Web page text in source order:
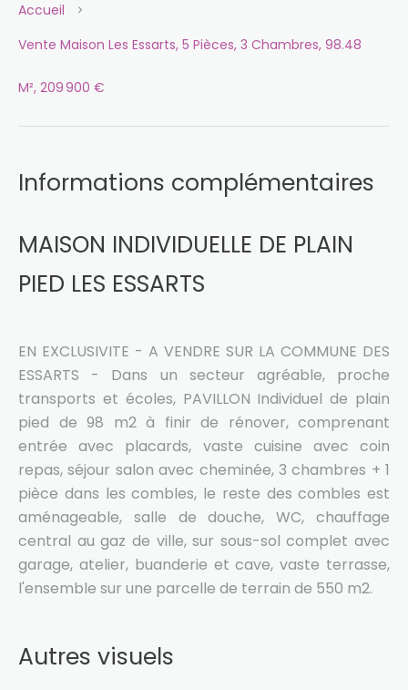
Accueil
Vente Maison Les Essarts, 5 Pièces, 3 Chambres, 98.48
M², 209 900 €
Informations complémentaires
MAISON INDIVIDUELLE DE PLAIN
PIED LES ESSARTS
EN EXCLUSIVITE - A VENDRE SUR LA COMMUNE DES
ESSARTS - Dans un secteur agréable, proche
transports et écoles, PAVILLON Individuel de plain
pied de 98 m2 à finir de rénover, comprenant
entrée avec placards, vaste cuisine avec coin
repas, séjour salon avec cheminée, 3 chambres + 1
pièce dans les combles, le reste des combles est
aménageable, salle de douche, WC, chauffage
central au gaz de ville, sur sous-sol complet avec
garage, atelier, buanderie et cave, vaste terrasse,
l'ensemble sur une parcelle de terrain de 550 m2.
Autres visuels